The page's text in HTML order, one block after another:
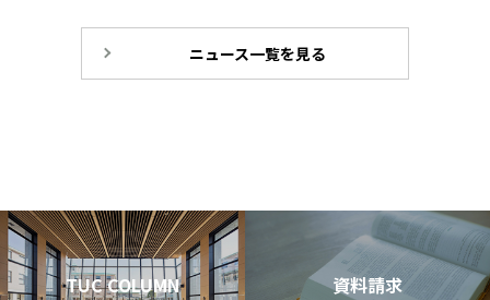
ニュース一覧を見る
TUC COLUMN 資料請求